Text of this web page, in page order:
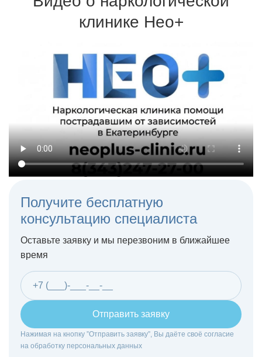
препараты и одобренные Минздравом методики
Терапия может проходить на дому или в стационаре
клинике Нео+
Получите бесплатную
консультацию специалиста
Оставьте заявку и мы перезвоним в ближайшее
время
Отправить заявку
Нажимая на кнопку ”Отправить заявку”, Вы даёте своё согласие
на обработку персональных данных